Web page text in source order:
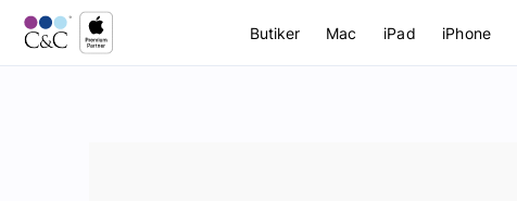
Butiker Mac iPad iPhone